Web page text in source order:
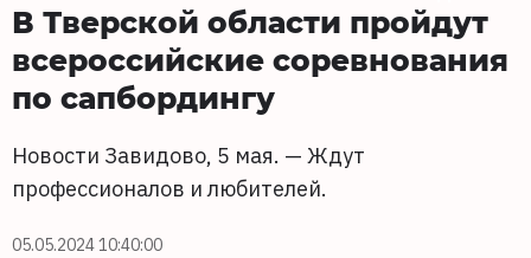
В Тверской области пройдут
всероссийские соревнования
по сапбордингу
Новости Завидово, 5 мая. — Ждут
профессионалов и любителей.
05.05.2024 10:40:00